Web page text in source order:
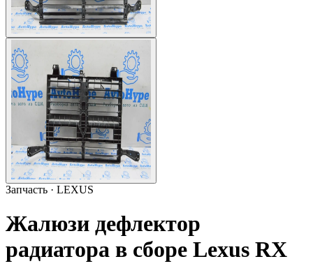
Запчасть · LEXUS
Жалюзи дефлектор
радиатора в сборе Lexus RX